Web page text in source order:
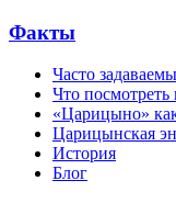
Факты
Часто
Что
«Царицыно»
Царицынская
История
Блог